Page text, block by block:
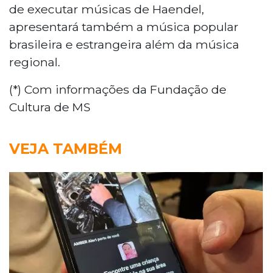
de executar músicas de Haendel,
apresentará também a música popular
brasileira e estrangeira além da música
regional.
(*) Com informações da Fundação de
Cultura de MS
VEJA TAMBÉM